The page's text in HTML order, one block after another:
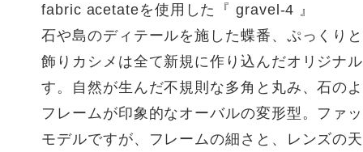
fabric acetateを使用した『 gravel-4 』
石や島のディテールを施した蝶番、ぷっくり
飾りカシメは全て新規に作り込んだオリジナ
す。自然が生んだ不規則な多角と丸み、石の
フレームが印象的なオーバルの変形型。ファ
モデルですが、フレームの細さと、レンズの